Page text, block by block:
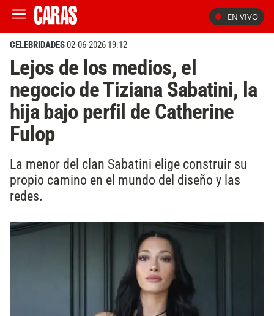
EN VIVO
CELEBRIDADES02-06-2026 19:12
Lejos de los medios, el
negocio de Tiziana Sabatini, la
hija bajo perfil de Catherine
Fulop
La menor del clan Sabatini elige construir su
propio camino en el mundo del diseño y las
redes.